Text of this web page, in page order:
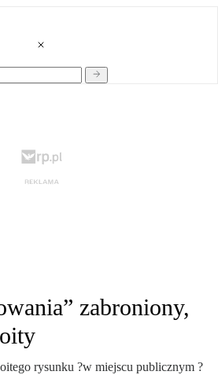
zabroniony,
rysunku ?w miejscu publicznym ?